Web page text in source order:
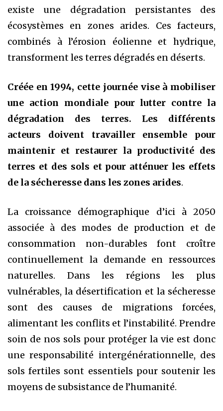
existe une dégradation persistantes des
écosystèmes en zones arides. Ces facteurs,
combinés à l’érosion éolienne et hydrique,
transforment les terres dégradés en déserts.
Créée en 1994, cette journée vise à mobiliser
une action mondiale pour lutter contre la
dégradation des terres. Les différents
acteurs doivent travailler ensemble pour
maintenir et restaurer la productivité des
terres et des sols et pour atténuer les effets
de la sécheresse dans les zones arides.
La croissance démographique d’ici à 2050
associée à des modes de production et de
consommation non-durables font croître
continuellement la demande en ressources
naturelles. Dans les régions les plus
vulnérables, la désertification et la sécheresse
sont des causes de migrations forcées,
alimentant les conflits et l’instabilité. Prendre
soin de nos sols pour protéger la vie est donc
une responsabilité intergénérationnelle, des
sols fertiles sont essentiels pour soutenir les
moyens de subsistance de l’humanité.